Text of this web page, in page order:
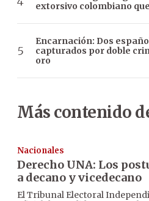
extorsivo colombiano
Encarnación: Dos
capturados por doble
oro
Más contenido
Nacionales
Derecho UNA: Los
a decano y vicedecano
El Tribunal Electoral